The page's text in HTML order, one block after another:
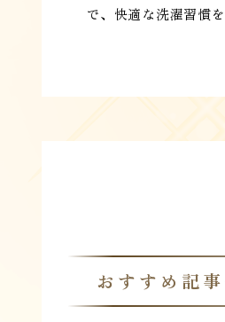
で、快適な洗濯習慣
おすすめ記